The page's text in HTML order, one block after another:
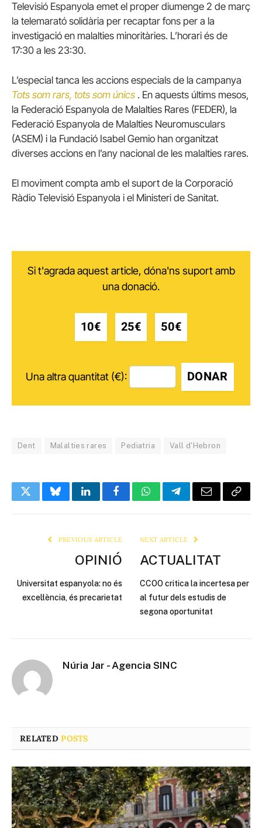
Televisió Espanyola emet el proper diumenge 2 de març
la telemarató solidària per recaptar fons per a la
investigació en malalties minoritàries. L’horari és de
17:30 a les 23:30.
L’especial tanca les accions especials de la campanya
Tots som rars, tots som únics . En aquests últims mesos,
la Federació Espanyola de Malalties Rares (FEDER), la
Federació Espanyola de Malalties Neuromusculars
(ASEM) i la Fundació Isabel Gemio han organitzat
diverses accions en l’any nacional de les malalties rares.
El moviment compta amb el suport de la Corporació
Ràdio Televisió Espanyola i el Ministeri de Sanitat.
Si t'agrada aquest article, dóna'ns suport amb
una donació.
10€ 25€ 50€
Una altra quantitat (€): DONAR
Dent Malalties rares Pediatria Vall d'Hebron
TwitterBlueskyLinkedInFacebookWhatsAppTelegramEmail Copy
PREVIOUS ARTICLE
OPINIÓ
Universitat espanyola: no és
excel·lència, és precarietat
NEXT ARTICLE
ACTUALITAT
CCOO critica la incertesa per
al futur dels estudis de
segona oportunitat
Núria Jar - Agencia SINC
RELATEDPOSTS